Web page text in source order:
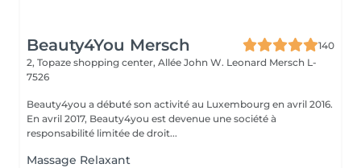
Beauty4You Mersch
140
2, Topaze shopping center, Allée John W. Leonard Mersch L-
7526
Beauty4you a débuté son activité au Luxembourg en avril 2016.
En avril 2017, Beauty4you est devenue une société à
responsabilité limitée de droit...
Massage Relaxant